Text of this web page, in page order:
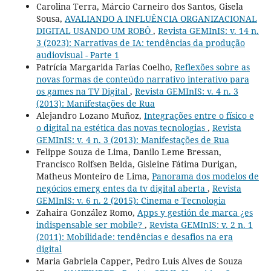
Carolina Terra, Márcio Carneiro dos Santos, Gisela
Sousa, AVALIANDO A INFLUÊNCIA ORGANIZACIONAL
DIGITAL USANDO UM ROBÔ , Revista GEMInIS: v. 14 n.
3 (2023): Narrativas de IA: tendências da produção
audiovisual - Parte 1
Patrícia Margarida Farias Coelho, Reflexões sobre as
novas formas de conteúdo narrativo interativo para
os games na TV Digital , Revista GEMInIS: v. 4 n. 3
(2013): Manifestações de Rua
Alejandro Lozano Muñoz, Integrações entre o físico e
o digital na estética das novas tecnologias , Revista
GEMInIS: v. 4 n. 3 (2013): Manifestações de Rua
Felippe Souza de Lima, Danilo Leme Bressan,
Francisco Rolfsen Belda, Gisleine Fátima Durigan,
Matheus Monteiro de Lima, Panorama dos modelos de
negócios emerg entes da tv digital aberta , Revista
GEMInIS: v. 6 n. 2 (2015): Cinema e Tecnologia
Zahaira González Romo, Apps y gestión de marca ¿es
indispensable ser mobile? , Revista GEMInIS: v. 2 n. 1
(2011): Mobilidade: tendências e desafios na era
digital
Maria Gabriela Capper, Pedro Luis Alves de Souza